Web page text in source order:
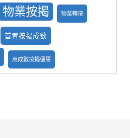
物業按揭 物業轉按
首置按揭成數
高成數按揭優惠